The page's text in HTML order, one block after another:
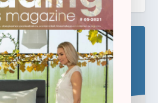
de hoogte!
de gratis e-newsletter.